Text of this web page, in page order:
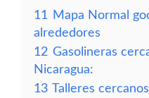
11
Mapa Normal
alrededores
12 Gasolineras
Nicaragua:
13 Talleres